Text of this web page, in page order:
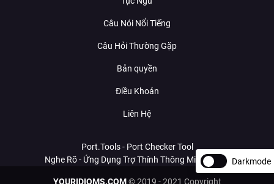
Câu Nói Nổi Tiếng
Câu Hỏi Thường Gặp
Bản quyền
Điều Khoản
Liên Hệ
Port.Tools - Port Checker Tool
Nghe Rõ - Ứng Dụng Trợ Thính Thông Minh Với AI
YOURIDIOMS.COM© 2019 - 2021 Copyright
Darkmode